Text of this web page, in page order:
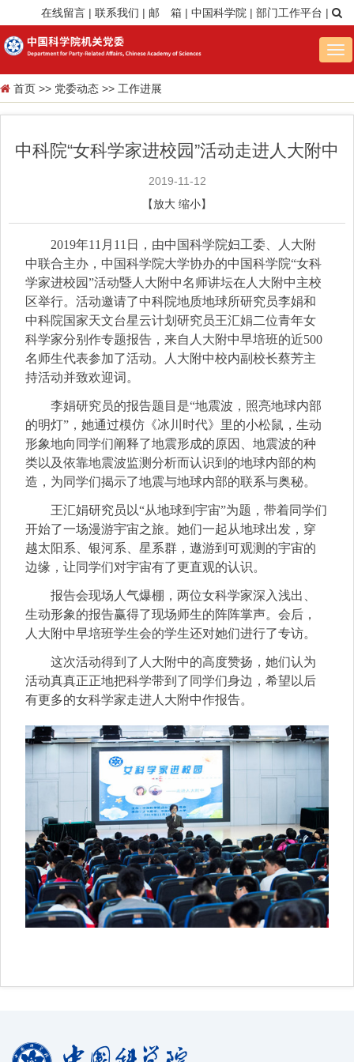
在线留言 | 联系我们 | 邮 箱 | 中国科学院 | 部门工作平台 |
首页 >> 党委动态 >> 工作进展
中科院“女科学家进校园”活动走进人大附中
2019-11-12
【放大 缩小】
2019年11 月 11 日，由中国科学院妇工委、人大附
中联合主办，中国科学院大学协办的中国科学院“女科
学家进校园”活动暨人大附中名师讲坛在人大附中主校
区举行。活动邀请了中科院地质地球所研究员李娟和
中科院国家天文台星云计划研究员王汇娟二位青年女
科学家分别作专题报告，来自人大附中早培班的近500
名师生代表参加了活动。人大附中校内副校长蔡芳主
持活动并致欢迎词。
李娟研究员的报告题目是“地震波，照亮地球内部
的明灯” ，她通过模仿《冰川时代》里的小松鼠，生动
形象地向同学们阐释了地震形成的原因、地震波的种
类以及依靠地震波监测分析而认识到的地球内部的构
造，为同学们揭示了地震与地球内部的联系与奥秘。
王汇娟研究员以“从地球到宇宙”为题，带着同学们
开始了一场漫游宇宙之旅。她们一起从地球出发，穿
越太阳系、银河系、星系群，遨游到可观测的宇宙的
边缘，让同学们对宇宙有了更直观的认识。
报告会现场人气爆棚，两位女科学家深入浅出、
生动形象的报告赢得了现场师生的阵阵掌声。会后，
人大附中早培班学生会的学生还对她们进行了专访。
这次活动得到了人大附中的高度赞扬，她们认为
活动真真正正地把科学带到了同学们身边，希望以后
有更多的女科学家走进人大附中作报告。